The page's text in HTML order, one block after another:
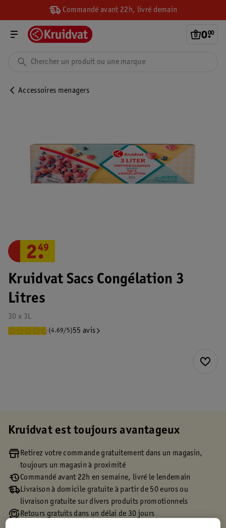
Commandé avant 22h, livré demain
0.
00
Accessoires menagers
Kruidvat Sacs Congélation 3
Litres
30 x 3L
(4.69/5)55 avis
2.
49
Kruidvat est toujours avantageux
Retirez votre commande gratuitement dans un magasin,
toujours un magasin à proximité
Commandé avant 22h en semaine, livré le lendemain
Livraison à domicile gratuite à partir de 50 euros ou
livraison gratuite sur divers produits promotionnels
Retours gratuits dans un délai de 30 jours